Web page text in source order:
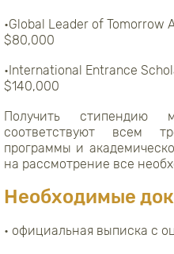
•Global Leader of Tomorrow
$80,000
•International Entrance
$140,000
Получить стипендию
соответствуют всем
программы и
на рассмотрение все
Необходимые
• официальная выписка с